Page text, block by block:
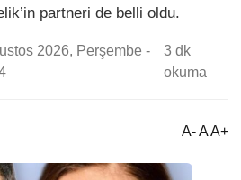
partneri de belli oldu.
2026, Perşembe -
3 dk
okuma
A- A A+